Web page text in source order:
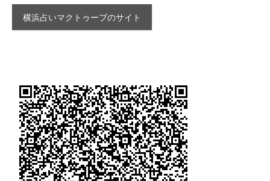
横浜占いマクトゥーブのサイト